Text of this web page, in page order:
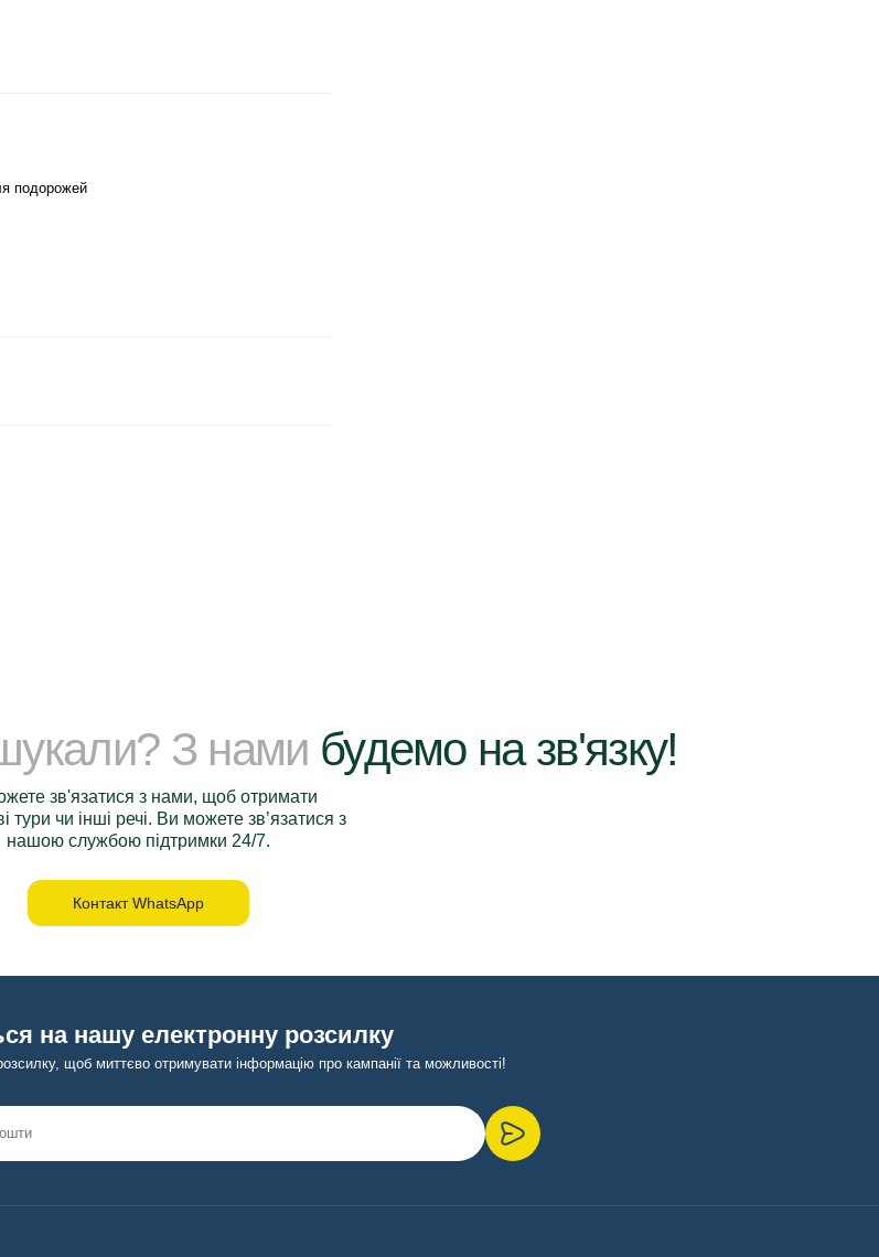
подорожей
З нами будемо на зв'язку!
зв'язатися з нами, щоб отримати
тури чи інші речі. Ви можете зв’язатися з
нашою службою підтримки 24/7.
Контакт WhatsApp
на нашу електронну розсилку
щоб миттєво отримувати інформацію про кампанії та можливості!